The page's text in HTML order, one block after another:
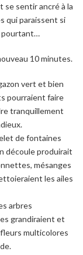
se sentir ancré à la
qui paraissent si
pourtant…
10 minutes.
vert et bien
pourraient faire
tranquillement
de fontaines
découle produirait
mésanges
les ailes
arbres
grandiraient et
multicolores